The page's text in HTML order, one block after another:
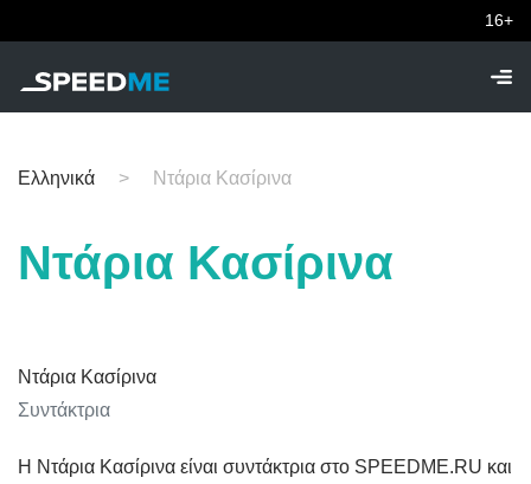
16+
Ελληνικά Ντάρια Κασίρινα
Ντάρια Κασίρινα
Ντάρια Κασίρινα
Συντάκτρια
Η Ντάρια Κασίρινα είναι συντάκτρια στο SPEEDME.RU και